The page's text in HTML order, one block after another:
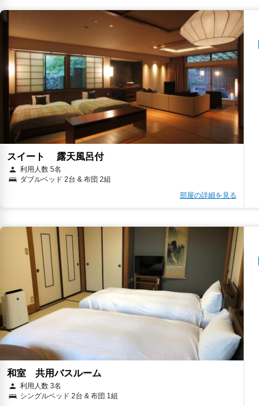
スイート 露天風呂付
利用人数 5名
ダブルベッド 2台 & 布団 2組
部屋の詳細を見る
和室 共用バスルーム
利用人数 3名
シングルベッド 2台 & 布団 1組